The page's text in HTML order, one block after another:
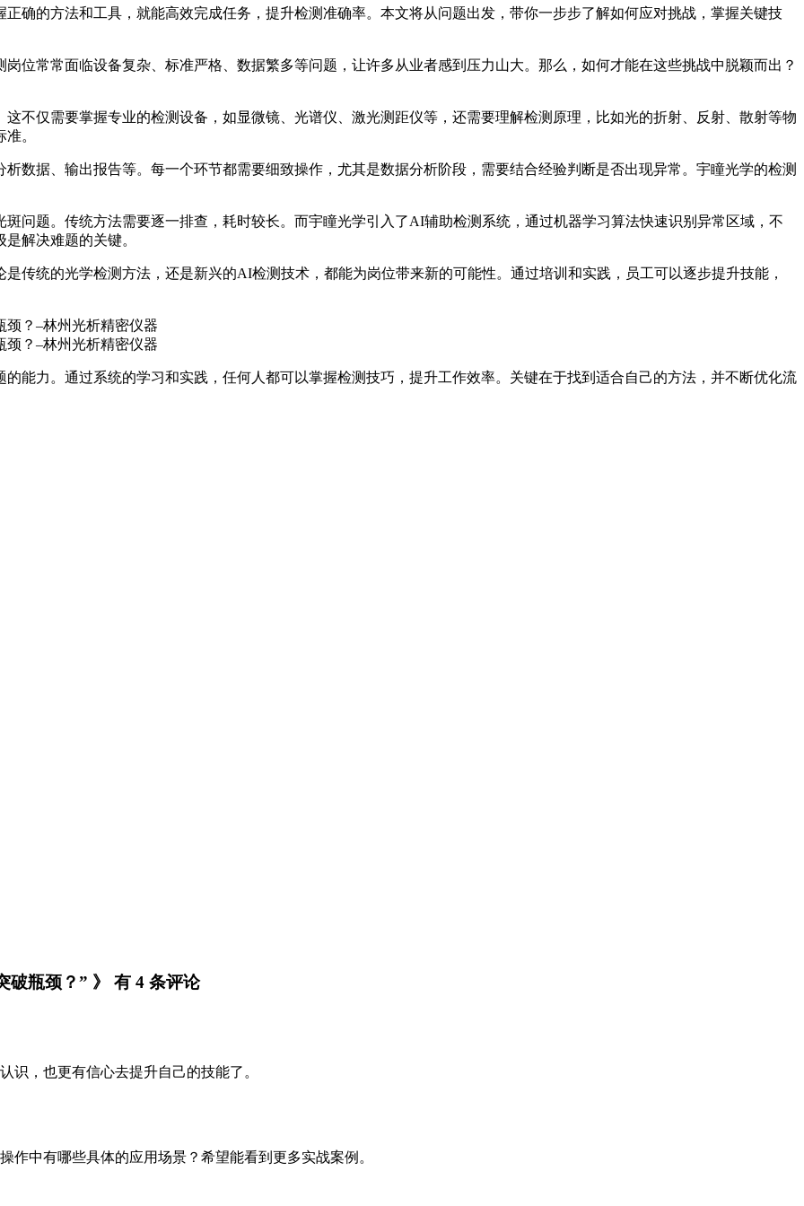
确的方法和工具，就能高效完成任务，提升检测准确率。本文将从问题出发，带你一步步了解如何应对挑战，掌握关键技
位常常面临设备复杂、标准严格、数据繁多等问题，让许多从业者感到压力山大。那么，如何才能在这些挑战中脱颖而出？
不仅需要掌握专业的检测设备，如显微镜、光谱仪、激光测距仪等，还需要理解检测原理，比如光的折射、反射、散射等物
。
数据、输出报告等。每一个环节都需要细致操作，尤其是数据分析阶段，需要结合经验判断是否出现异常。宇瞳光学的检测
问题。传统方法需要逐一排查，耗时较长。而宇瞳光学引入了AI辅助检测系统，通过机器学习算法快速识别异常区域，不
解决难题的关键。
传统的光学检测方法，还是新兴的AI检测技术，都能为岗位带来新的可能性。通过培训和实践，员工可以逐步提升技能，
能力。通过系统的学习和实践，任何人都可以掌握检测技巧，提升工作效率。关键在于找到适合自己的方法，并不断优化流
破瓶颈？” 》 有 4 条评论
识，也更有信心去提升自己的技能了。
中有哪些具体的应用场景？希望能看到更多实战案例。